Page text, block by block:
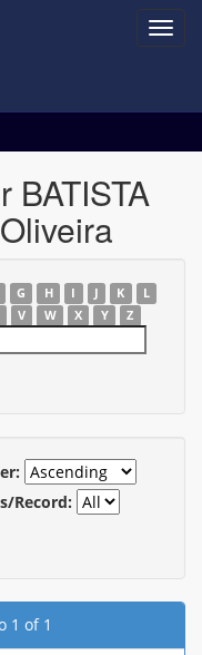
BATISTA
G H I J K
L
V W X Y Z
Record:
1 of 1